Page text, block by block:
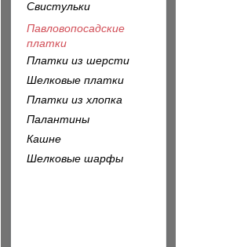
Свистульки
Павловопосадские
платки
Платки из шерсти
Шелковые платки
Платки из хлопка
Палантины
Кашне
Шелковые шарфы